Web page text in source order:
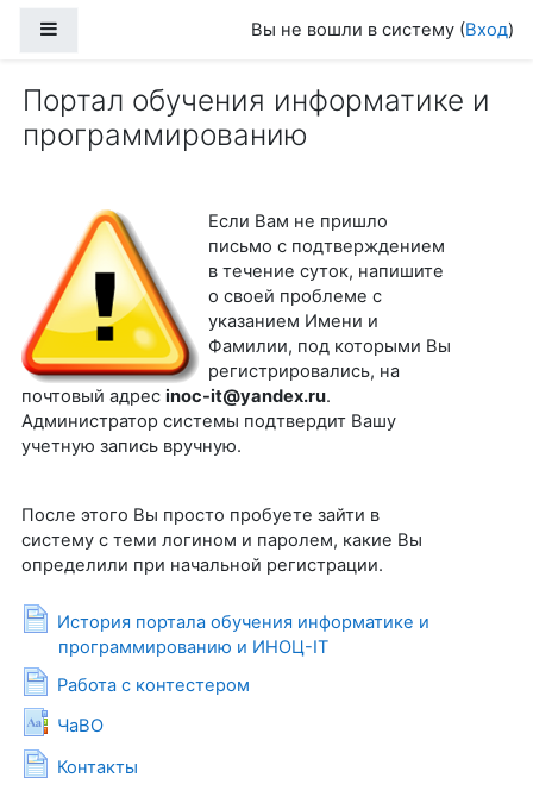
Вы не вошли в систему (Вход)
Портал обучения информатике и
программированию
Если Вам не пришло
письмо с подтверждением
в течение суток, напишите
о своей проблеме с
указанием Имени и
Фамилии, под которыми Вы
регистрировались, на
почтовый адрес inoc-it@yandex.ru.
Администратор системы подтвердит Вашу
учетную запись вручную.
После этого Вы просто пробуете зайти в
систему с теми логином и паролем, какие Вы
определили при начальной регистрации.
История портала обучения информатике и
программированию и ИНОЦ-ITСтраница
Работа с контестеромСтраница
ЧаВО
Глоссарий
КонтактыСтраница